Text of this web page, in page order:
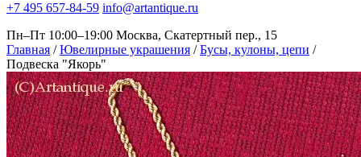
+7 495 657-84-59 info@artantique.ru
Пн–Пт 10:00–19:00 Москва, Скатертный пер., 15
Главная / Ювелирные украшения / Бусы, кулоны, цепи /
Подвеска "Якорь"